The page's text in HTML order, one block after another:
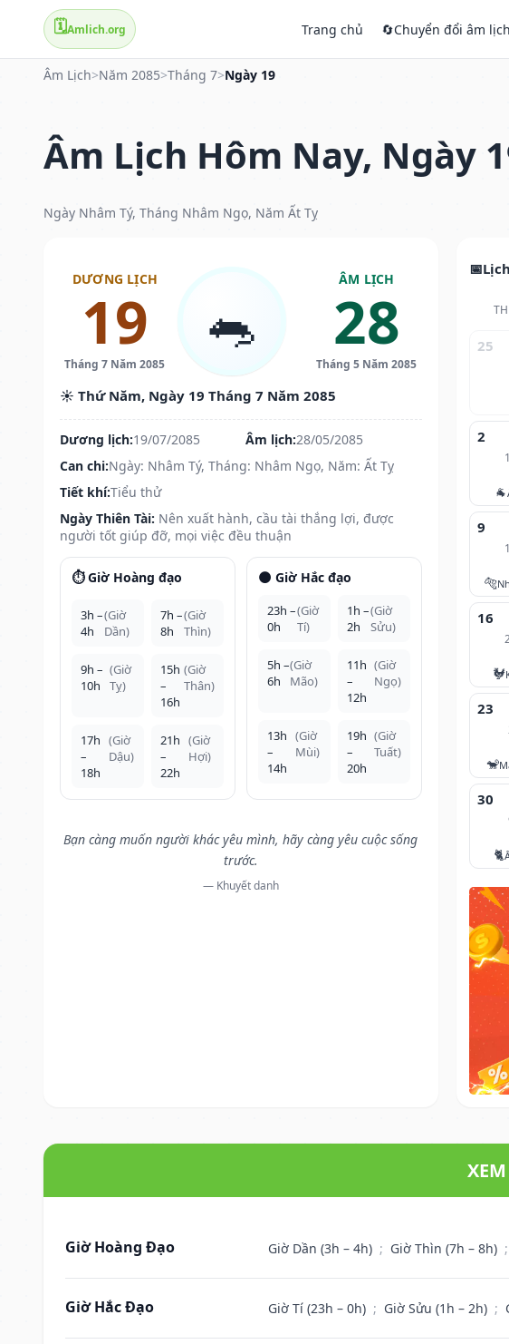
🗓️Amlich.org Trang chủ 🔄Chuyển đổi âm lịch
Âm Lịch>Năm 2085>Tháng 7>Ngày 19
Âm Lịch Hôm Nay, Ngày
Ngày Nhâm Tý, Tháng Nhâm Ngọ, Năm Ất Tỵ
DƯƠNG LỊCH
19
Tháng 7 Năm 2085
🐀
ÂM LỊCH
28
Tháng 5 Năm 2085
☀️ Thứ Năm, Ngày 19 Tháng 7 Năm 2085
Dương lịch:19/07/2085 Âm lịch:28/05/2085
Can chi:Ngày: Nhâm Tý, Tháng: Nhâm Ngọ, Năm: Ất Tỵ
Tiết khí:Tiểu thử
Ngày Thiên Tài: Nên xuất hành, cầu tài thắng lợi, được
người tốt giúp đỡ, mọi việc đều thuận
⏱️ Giờ Hoàng đạo
3h –
4h
(Giờ
Dần)
7h –
8h
(Giờ
Thìn)
9h –
10h
(Giờ
Tỵ)
15h
–
16h
(Giờ
Thân)
17h
–
18h
(Giờ
Dậu)
21h
–
22h
(Giờ
Hợi)
🌑 Giờ Hắc đạo
23h –
0h
(Giờ
Tí)
1h –
2h
(Giờ
Sửu)
5h –
6h
(Giờ
Mão)
11h
–
12h
(Giờ
Ngọ)
13h
–
14h
(Giờ
Mùi)
19h
–
20h
(Giờ
Tuất)
Bạn càng muốn người khác yêu mình, hãy càng yêu cuộc sống
trước.
— Khuyết danh
25
2
🐐
9
🐅
16
🐓
23
🐒
30
🐈
Giờ Hoàng Đạo Giờ Dần (3h – 4h) ; Giờ Thìn (7h – 8h) ;
Giờ Hắc Đạo Giờ Tí (23h – 0h) ; Giờ Sửu (1h – 2h) ;